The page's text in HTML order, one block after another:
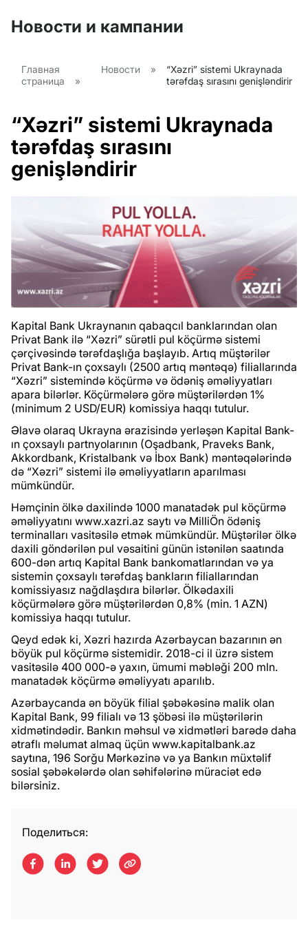
Новости и кампании
Главная
страница
»
Новости »
“Xəzri” sistemi Ukraynada
tərəfdaş sırasını genişləndirir
“Xəzri” sistemi Ukraynada
tərəfdaş sırasını
genişləndirir
Kapital Bank Ukraynanın qabaqcıl banklarından olan
Privat Bank ilə “Xəzri” sürətli pul köçürmə sistemi
çərçivəsində tərəfdaşlığa başlayıb. Artıq müştərilər
Privat Bank-ın çoxsaylı (2500 artıq məntəqə) filiallarında
“Xəzri” sistemində köçürmə və ödəniş əməliyyatları
apara bilərlər. Köçürmələrə görə müştərilərdən 1%
(minimum 2 USD/EUR) komissiya haqqı tutulur.
Əlavə olaraq Ukrayna ərazisində yerləşən Kapital Bank-
ın çoxsaylı partnyolarının (Oşadbank, Praveks Bank,
Akkordbank, Kristalbank və İbox Bank) məntəqələrində
də “Xəzri” sistemi ilə əməliyyatların aparılması
mümkündür.
Həmçinin ölkə daxilində 1000 manatadək pul köçürmə
əməliyyatını www.xazri.az saytı və MilliÖn ödəniş
terminalları vasitəsilə etmək mümkündür. Müştərilər ölkə
daxili göndərilən pul vəsaitini günün istənilən saatında
600-dən artıq Kapital Bank bankomatlarından və ya
sistemin çoxsaylı tərəfdaş bankların filiallarından
komissiyasız nağdlaşdıra bilərlər. Ölkədaxili
köçürmələrə görə müştərilərdən 0,8% (min. 1 AZN)
komissiya haqqı tutulur.
Qeyd edək ki, Xəzri hazırda Azərbaycan bazarının ən
böyük pul köçürmə sistemidir. 2018-ci il üzrə sistem
vasitəsilə 400 000-ə yaxın, ümumi məbləği 200 mln.
manatadək köçürmə əməliyyatı aparılıb.
Azərbaycanda ən böyük filial şəbəkəsinə malik olan
Kapital Bank, 99 filialı və 13 şöbəsi ilə müştərilərin
xidmətindədir. Bankın məhsul və xidmətləri barədə daha
ətraflı məlumat almaq üçün www.kapitalbank.az
saytına, 196 Sorğu Mərkəzinə və ya Bankın müxtəlif
sosial şəbəkələrdə olan səhifələrinə müraciət edə
bilərsiniz.
Поделиться: